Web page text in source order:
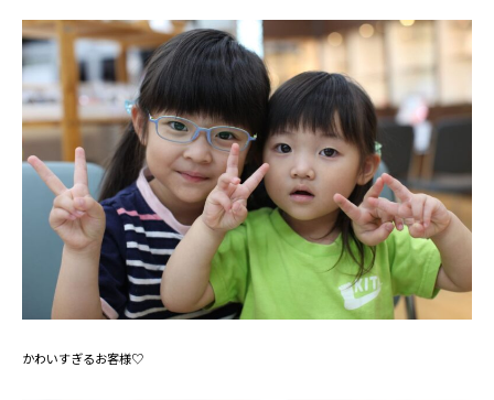
かわいすぎるお客様♡